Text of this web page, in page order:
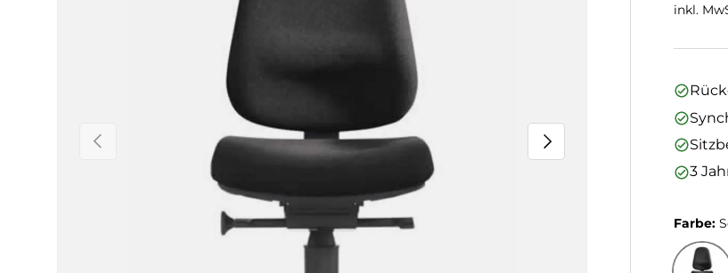
Vorherige Nächste
inkl.
3
Farbe: